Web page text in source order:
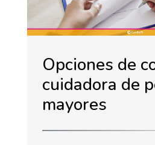
Opciones de
cuidadora de
mayores